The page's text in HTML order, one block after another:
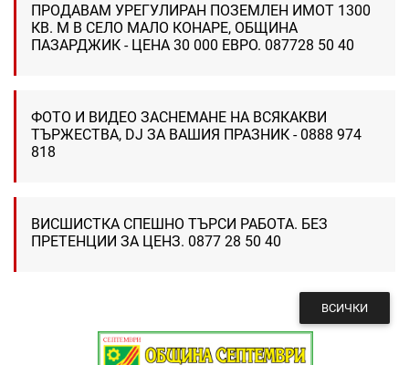
ПРОДАВАМ УРЕГУЛИРАН ПОЗЕМЛЕН ИМОТ 1300
КВ. М В СЕЛО МАЛО КОНАРЕ, ОБЩИНА
ПАЗАРДЖИК - ЦЕНА 30 000 ЕВРО. 087728 50 40
ФОТО И ВИДЕО ЗАСНЕМАНЕ НА ВСЯКАКВИ
ТЪРЖЕСТВА, DJ ЗА ВАШИЯ ПРАЗНИК - 0888 974
818
ВИСШИСТКА СПЕШНО ТЪРСИ РАБОТА. БЕЗ
ПРЕТЕНЦИИ ЗА ЦЕНЗ. 0877 28 50 40
ВСИЧКИ